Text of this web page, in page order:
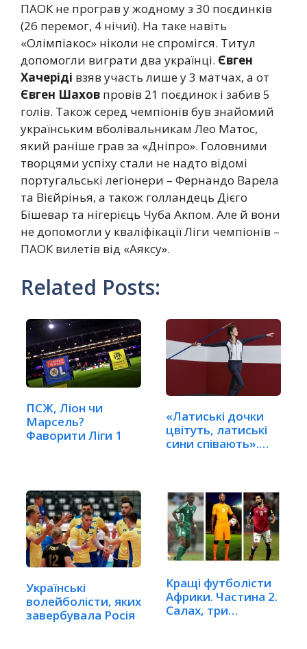
ПАОК не програв у жодному з 30 поєдинків
(26 перемог, 4 нічиї). На таке навіть
«Олімпіакос» ніколи не спромігся. Титул
допомогли виграти два українці. Євген
Хачеріді взяв участь лише у 3 матчах, а от
Євген Шахов провів 21 поєдинок і забив 5
голів. Також серед чемпіонів був знайомий
українським вболівальникам Лео Матос,
який раніше грав за «Дніпро». Головними
творцями успіху стали не надто відомі
португальські легіонери – Фернандо Варела
та Вієйрінья, а також голландець Дієго
Бішевар та нігерієць Чуба Акпом. Але й вони
не допомогли у кваліфікації Ліги чемпіонів –
ПАОК вилетів від «Аяксу».
Related Posts:
ПСЖ, Ліон чи
Марсель?
Фаворити Ліги 1
«Латиські дочки
цвітуть, латиські
сини співають».…
Українські
волейболісти, яких
завербувала Росія
Кращі футболісти
Африки. Частина 2.
Салах, три…